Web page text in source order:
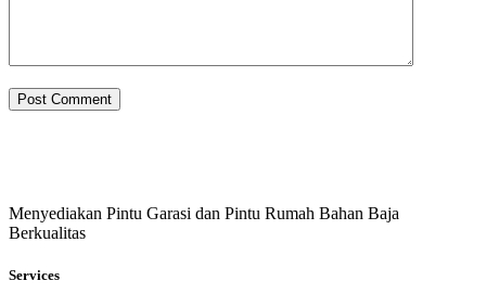
Post Comment
Menyediakan Pintu Garasi dan Pintu Rumah Bahan Baja
Berkualitas
Services